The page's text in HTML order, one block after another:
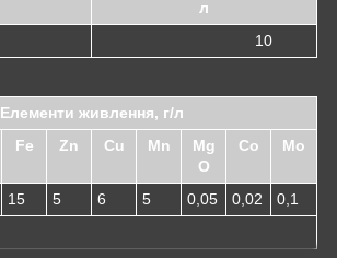
л
10
Елементи живлення, г/л
Fe Zn Cu Mn
Mg
O
Co Mo
15 5 6 5 0,05 0,02
0,1